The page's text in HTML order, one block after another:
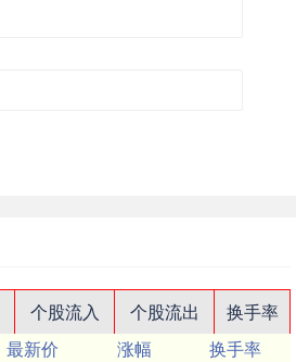
个股流入 个股流出
换手率
最新价 涨幅
换手率